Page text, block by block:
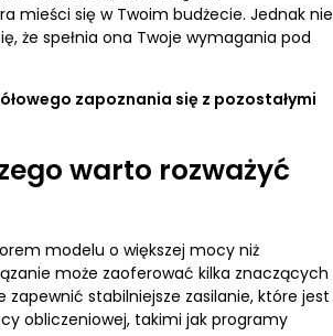
mieści się w Twoim budżecie. Jednak nie
że spełnia ona Twoje wymagania pod
zapoznania się z pozostałymi
warto rozważyć
modelu o większej mocy niż
może zaoferować kilka znaczących
zapewnić stabilniejsze zasilanie, które jest
obliczeniowej, takimi jak programy